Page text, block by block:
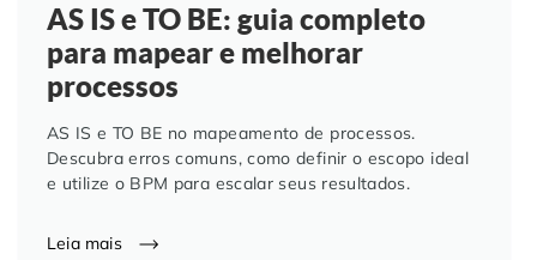
AS IS e TO BE: guia completo
para mapear e melhorar
processos
AS IS e TO BE no mapeamento de processos.
Descubra erros comuns, como definir o escopo ideal
e utilize o BPM para escalar seus resultados.
Leia mais